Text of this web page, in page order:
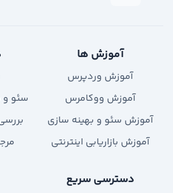
آموزش ها
آموزش وردپرس
آموزش ووکامرس
آموزش سئو و بهینه سازی
آموزش بازاریابی اینترنتی
سئو و
دسترسی سریع